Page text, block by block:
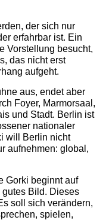
der sich nur
erfahrbar ist. Ein
Vorstellung besucht,
das nicht erst
aufgeht.
aus, endet aber
Foyer, Marmorsaal,
und Stadt. Berlin ist
nationaler
will Berlin nicht
aufnehmen: global,
Gorki beginnt auf
Bild. Dieses
soll sich verändern,
spielen,